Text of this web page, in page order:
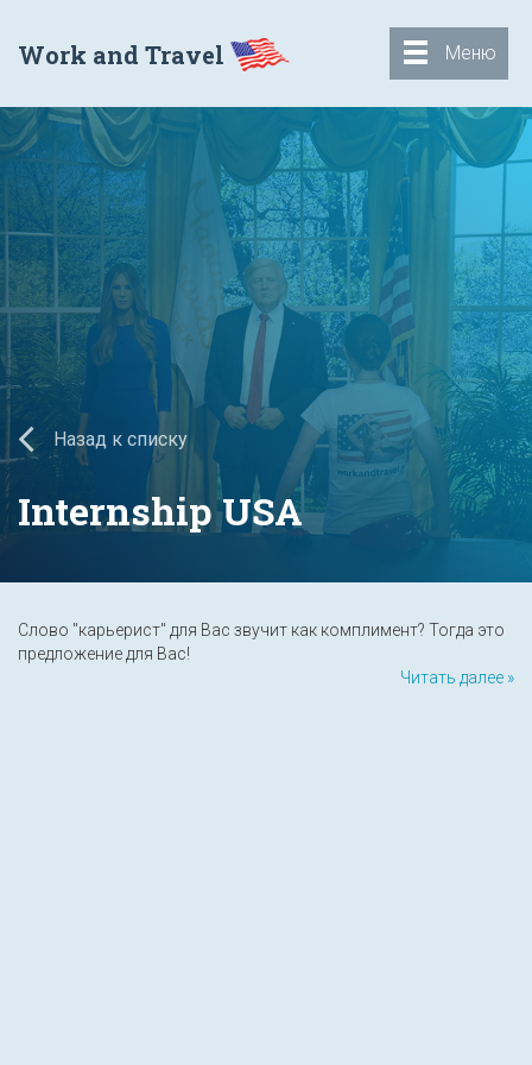
Меню
Work and Travel
Назад к списку
Internship USA
Слово "карьерист" для Вас звучит как комплимент? Тогда это
предложение для Вас!
Читать далее »